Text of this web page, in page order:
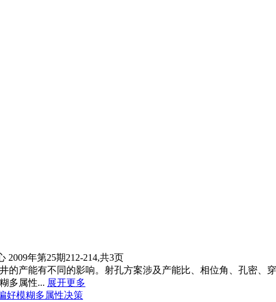
2009年第25期212-214,共3页
的产能有不同的影响。射孔方案涉及产能比、相位角、孔密、
多属性... 展开更多
好模糊多属性决策